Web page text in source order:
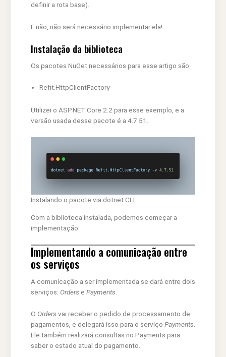
definir a rota base).
E não, não será necessário implementar ela!
Instalação da biblioteca
Os pacotes NuGet necessários para esse artigo são:
Refit.HttpClientFactory
Utilizei o ASP.NET Core 2.2 para esse exemplo, e a
versão usada desse pacote é a 4.7.51.
Instalando o pacote via dotnet CLI
Com a biblioteca instalada, podemos começar a
implementação.
Implementando a comunicação entre
os serviços
A comunicação a ser implementada se dará entre dois
serviços: Orders e Payments
O Orders vai receber o pedido de processamento de
pagamentos, e delegará isso para o serviço Payments
Ele também realizará consultas no Payments para
saber o estado atual do pagamento.